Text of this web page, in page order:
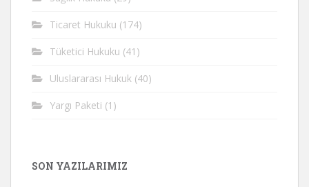
Ticaret Hukuku (174)
Tüketici Hukuku (41)
Uluslararası Hukuk (40)
Yargı Paketi (1)
SON YAZILARIMIZ